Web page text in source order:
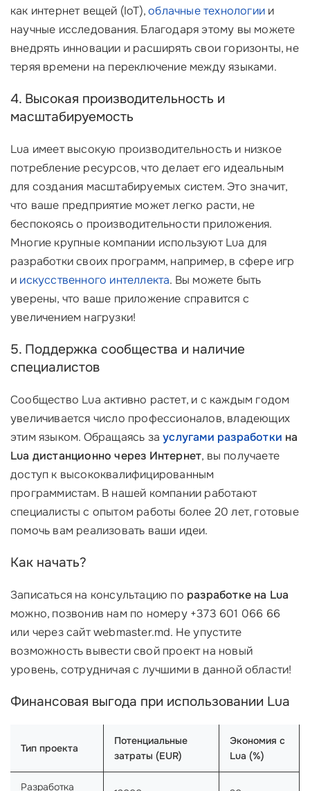
как интернет вещей (IoT),облачные технологии и
научные исследования. Благодаря этому вы можете
внедрять инновации и расширять свои горизонты, не
теряя времени на переключение между языками.
4. Высокая производительность и
масштабируемость
Lua имеет высокую производительность и низкое
потребление ресурсов, что делает его идеальным
для создания масштабируемых систем. Это значит,
что ваше предприятие может легко расти, не
беспокоясь о производительности приложения.
Многие крупные компании используют Lua для
разработки своих программ, например, в сфере игр
и искусственного интеллекта. Вы можете быть
уверены, что ваше приложение справится с
увеличением нагрузки!
5. Поддержка сообщества и наличие
специалистов ‍‍
Сообщество Lua активно растет, и с каждым годом
увеличивается число профессионалов, владеющих
этим языком. Обращаясь зауслугами разработки на
Lua дистанционно через Интернет, вы получаете
доступ к высококвалифицированным
программистам. В нашей компании работают
специалисты с опытом работы более 20 лет, готовые
помочь вам реализовать ваши идеи.
Как начать?
Записаться на консультацию по разработке на Lua
можно, позвонив нам по номеру +373 601 066 66
или через сайт webmaster.md. Не упустите
возможность вывести свой проект на новый
уровень, сотрудничая с лучшими в данной области!
Финансовая выгода при использовании Lua
Тип проекта
Потенциальные
затраты (EUR)
Экономия с
Lua (%)
Разработка